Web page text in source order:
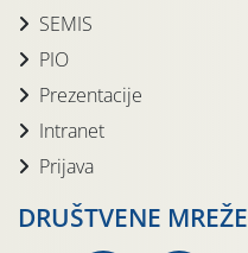
SEMIS
PIO
Prezentacije
Intranet
Prijava
DRUŠTVENE MREŽE